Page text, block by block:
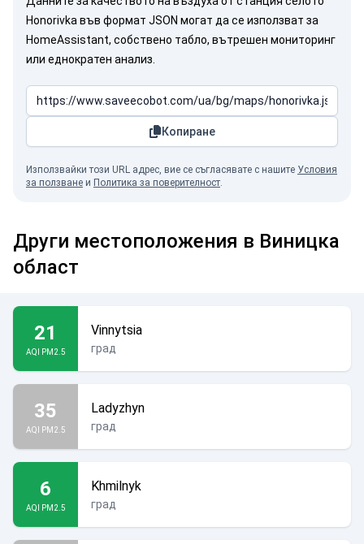
Honorivka във формат JSON могат да се използват за
HomeAssistant, собствено табло, вътрешен мониторинг
или еднократен анализ.
Копиране
Използвайки този URL адрес, вие се съгласявате с нашите Условия
за ползване и Политика за поверителност.
Други местоположения в Виницка
област
21
AQI PM2.5
Vinnytsia
град
35
AQI PM2.5
Ladyzhyn
град
6
AQI PM2.5
Khmilnyk
град